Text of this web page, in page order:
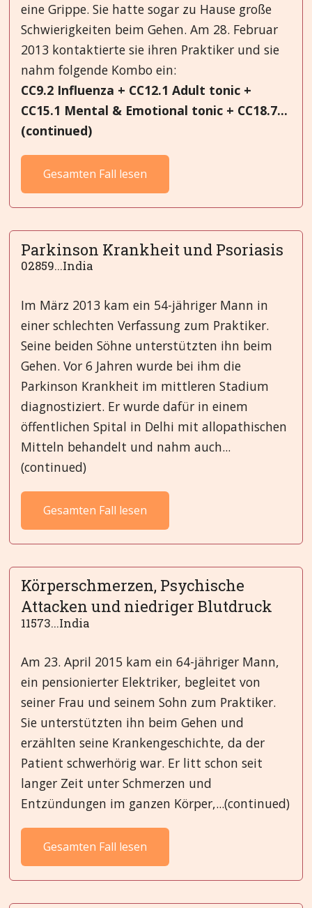
eine Grippe. Sie hatte sogar zu Hause große
Schwierigkeiten beim Gehen. Am 28. Februar
2013 kontaktierte sie ihren Praktiker und sie
nahm folgende Kombo ein:
CC9.2 Influenza + CC12.1 Adult tonic +
CC15.1 Mental & Emotional tonic + CC18.7...
(continued)
Gesamten Fall lesen
Parkinson Krankheit und Psoriasis
02859...India
Im März 2013 kam ein 54-jähriger Mann in
einer schlechten Verfassung zum Praktiker.
Seine beiden Söhne unterstützten ihn beim
Gehen. Vor 6 Jahren wurde bei ihm die
Parkinson Krankheit im mittleren Stadium
diagnostiziert. Er wurde dafür in einem
öffentlichen Spital in Delhi mit allopathischen
Mitteln behandelt und nahm auch...
(continued)
Gesamten Fall lesen
Körperschmerzen, Psychische
Attacken und niedriger Blutdruck
11573...India
Am 23. April 2015 kam ein 64-jähriger Mann,
ein pensionierter Elektriker, begleitet von
seiner Frau und seinem Sohn zum Praktiker.
Sie unterstützten ihn beim Gehen und
erzählten seine Krankengeschichte, da der
Patient schwerhörig war. Er litt schon seit
langer Zeit unter Schmerzen und
Entzündungen im ganzen Körper,...(continued)
Gesamten Fall lesen